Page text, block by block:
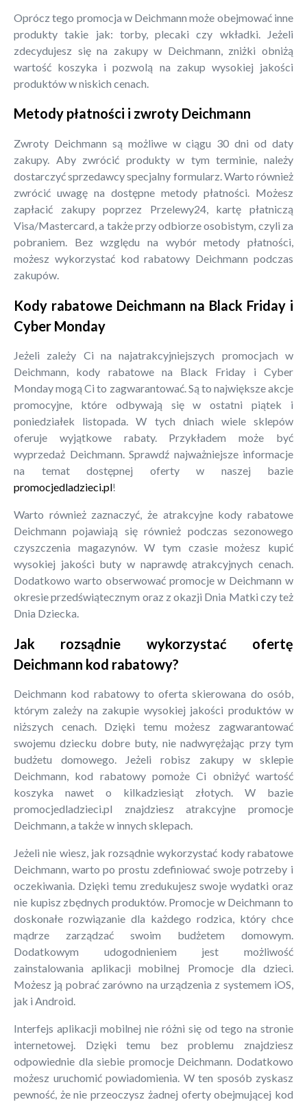
Oprócz tego promocja w Deichmann może obejmować inne
produkty takie jak: torby, plecaki czy wkładki. Jeżeli
zdecydujesz się na zakupy w Deichmann, zniżki obniżą
wartość koszyka i pozwolą na zakup wysokiej jakości
produktów w niskich cenach.
Metody płatności i zwroty Deichmann
Zwroty Deichmann są możliwe w ciągu 30 dni od daty
zakupy. Aby zwrócić produkty w tym terminie, należy
dostarczyć sprzedawcy specjalny formularz. Warto również
zwrócić uwagę na dostępne metody płatności. Możesz
zapłacić zakupy poprzez Przelewy24, kartę płatniczą
Visa/Mastercard, a także przy odbiorze osobistym, czyli za
pobraniem. Bez względu na wybór metody płatności,
możesz wykorzystać kod rabatowy Deichmann podczas
zakupów.
Kody rabatowe Deichmann na Black Friday i
Cyber Monday
Jeżeli zależy Ci na najatrakcyjniejszych promocjach w
Deichmann, kody rabatowe na Black Friday i Cyber
Monday mogą Ci to zagwarantować. Są to największe akcje
promocyjne, które odbywają się w ostatni piątek i
poniedziałek listopada. W tych dniach wiele sklepów
oferuje wyjątkowe rabaty. Przykładem może być
wyprzedaż Deichmann. Sprawdź najważniejsze informacje
na temat dostępnej oferty w naszej bazie
promocjedladzieci.pl!
Warto również zaznaczyć, że atrakcyjne kody rabatowe
Deichmann pojawiają się również podczas sezonowego
czyszczenia magazynów. W tym czasie możesz kupić
wysokiej jakości buty w naprawdę atrakcyjnych cenach.
Dodatkowo warto obserwować promocje w Deichmann w
okresie przedświątecznym oraz z okazji Dnia Matki czy też
Dnia Dziecka.
Jak rozsądnie wykorzystać ofertę
Deichmann kod rabatowy?
Deichmann kod rabatowy to oferta skierowana do osób,
którym zależy na zakupie wysokiej jakości produktów w
niższych cenach. Dzięki temu możesz zagwarantować
swojemu dziecku dobre buty, nie nadwyrężając przy tym
budżetu domowego. Jeżeli robisz zakupy w sklepie
Deichmann, kod rabatowy pomoże Ci obniżyć wartość
koszyka nawet o kilkadziesiąt złotych. W bazie
promocjedladzieci.pl znajdziesz atrakcyjne promocje
Deichmann, a także w innych sklepach.
Jeżeli nie wiesz, jak rozsądnie wykorzystać kody rabatowe
Deichmann, warto po prostu zdefiniować swoje potrzeby i
oczekiwania. Dzięki temu zredukujesz swoje wydatki oraz
nie kupisz zbędnych produktów. Promocje w Deichmann to
doskonałe rozwiązanie dla każdego rodzica, który chce
mądrze zarządzać swoim budżetem domowym.
Dodatkowym udogodnieniem jest możliwość
zainstalowania aplikacji mobilnej Promocje dla dzieci.
Możesz ją pobrać zarówno na urządzenia z systemem iOS,
jak i Android.
Interfejs aplikacji mobilnej nie różni się od tego na stronie
internetowej. Dzięki temu bez problemu znajdziesz
odpowiednie dla siebie promocje Deichmann. Dodatkowo
możesz uruchomić powiadomienia. W ten sposób zyskasz
pewność, że nie przeoczysz żadnej oferty obejmującej kod